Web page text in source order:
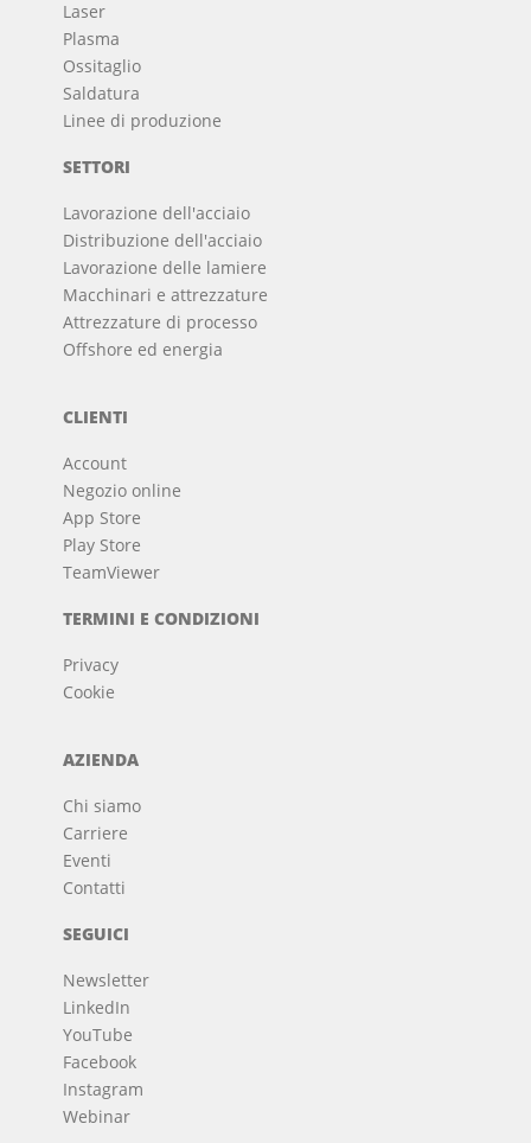
Laser
Plasma
Ossitaglio
Saldatura
Linee di produzione
SETTORI
Lavorazione dell'acciaio
Distribuzione dell'acciaio
Lavorazione delle lamiere
Macchinari e attrezzature
Attrezzature di processo
Offshore ed energia
CLIENTI
Account
Negozio online
App Store
Play Store
TeamViewer
TERMINI E CONDIZIONI
Privacy
Cookie
AZIENDA
Chi siamo
Carriere
Eventi
Contatti
SEGUICI
Newsletter
LinkedIn
YouTube
Facebook
Instagram
Webinar